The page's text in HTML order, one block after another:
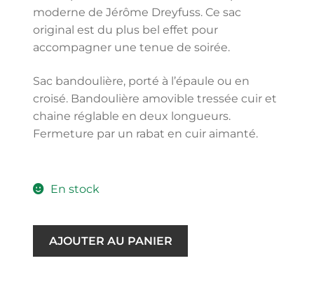
moderne de Jérôme Dreyfuss. Ce sac
original est du plus bel effet pour
accompagner une tenue de soirée.
Sac bandoulière, porté à l’épaule ou en
croisé. Bandoulière amovible tressée cuir et
chaine réglable en deux longueurs.
Fermeture par un rabat en cuir aimanté.
En stock
AJOUTER AU PANIER